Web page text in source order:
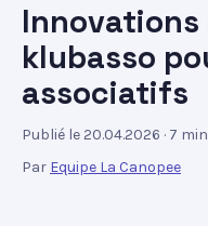
klubasso
associatifs
Publié le 20.04.2026 · 7
Par Equipe La Canopee